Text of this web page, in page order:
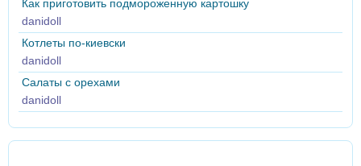
Как приготовить подмороженную картошку
danidoll
Котлеты по-киевски
danidoll
Салаты с орехами
danidoll